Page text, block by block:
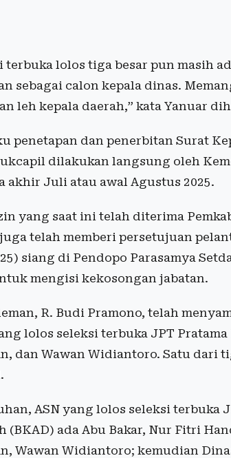
terbuka lolos tiga besar pun masih
sebagai calon kepala dinas.
leh kepala daerah,” kata Yanuar
penetapan dan penerbitan Surat
dilakukan langsung oleh
akhir Juli atau awal Agustus 2025.
yang saat ini telah diterima
telah memberi persetujuan
siang di Pendopo Parasamya
mengisi kekosongan jabatan.
R. Budi Pramono, telah
lolos seleksi terbuka JPT
dan Wawan Widiantoro. Satu dari
ASN yang lolos seleksi terbuka
(BKAD) ada Abu Bakar, Nur Fitri
Wawan Widiantoro; kemudian